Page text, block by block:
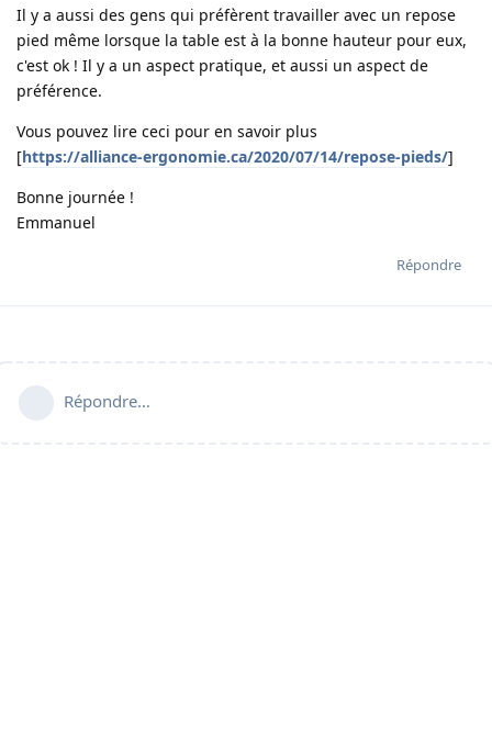
Il y a aussi des gens qui préfèrent travailler avec un repose
pied même lorsque la table est à la bonne hauteur pour eux,
c'est ok ! Il y a un aspect pratique, et aussi un aspect de
préférence.
Vous pouvez lire ceci pour en savoir plus
[https://alliance-ergonomie.ca/2020/07/14/repose-pieds/]
Bonne journée !
Emmanuel
Répondre
Répondre…